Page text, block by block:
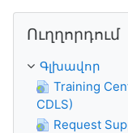
Ուղղորդում
Գլխավոր
Training
CDLS)
Request